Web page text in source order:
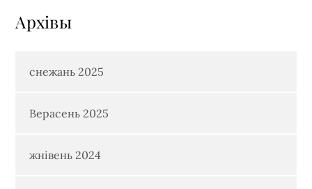
Архiвы
снежань 2025
Верасень 2025
жнівень 2024